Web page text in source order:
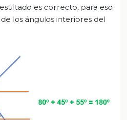
es correcto, para eso
los ángulos interiores del